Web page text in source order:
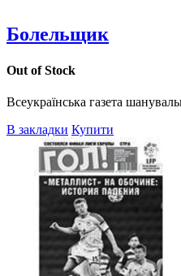
Болельщик
Out of Stock
Всеукраїнська газета
В закладки Купити